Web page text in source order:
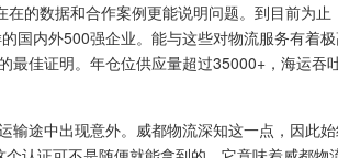
的数据和合作案例更能说明问题。到目前为
国内外500强企业。能与这些对物流服务有着
最佳证明。年仓位供应量超过35000+，海运吞
途中出现意外。威都物流深知这一点，因此